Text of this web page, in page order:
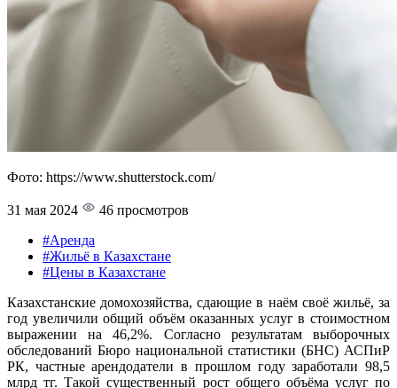
Фото: https://www.shutterstock.com/
31 мая 2024
46 просмотров
#Аренда
#Жильё в Казахстане
#Цены в Казахстане
Казахстанские домохозяйства, сдающие в наём своё жильё, за
год увеличили общий объём оказанных услуг в стоимостном
выражении на 46,2%. Согласно результатам выборочных
обследований Бюро национальной статистики (БНС) АСПиР
РК, частные арендодатели в прошлом году заработали 98,5
млрд тг. Такой существенный рост общего объёма услуг по